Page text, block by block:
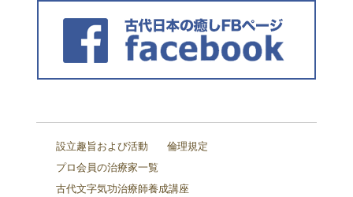
設立趣旨および活動
倫理規定
プロ会員の治療家一覧
古代文字気功治療師養成講座